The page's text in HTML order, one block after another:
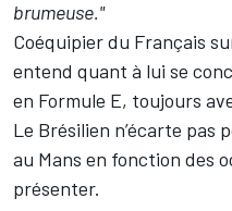
brumeuse."
Coéquipier du Français
entend quant à lui se
en Formule E, toujours
Le Brésilien n’écarte pas
au Mans en fonction des
présenter.